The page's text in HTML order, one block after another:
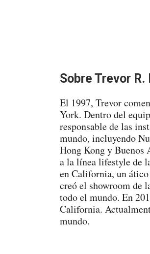
Sobre Trevor
El 1997, Trevor
York. Dentro del
responsable de las
mundo, incluyendo
Hong Kong y Buenos
a la línea lifestyle de
en California, un
creó el showroom de
todo el mundo. En
California.
mundo.